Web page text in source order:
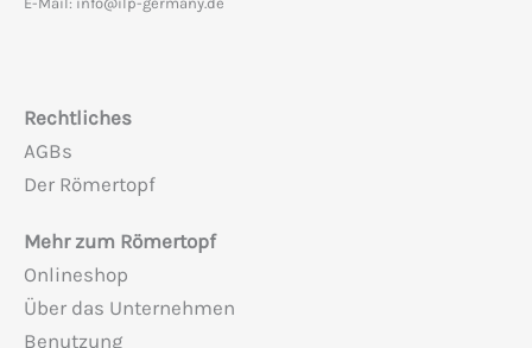
Rechtliches
AGBs
Der Römertopf
Mehr zum Römertopf
Onlineshop
Über das Unternehmen
Benutzung